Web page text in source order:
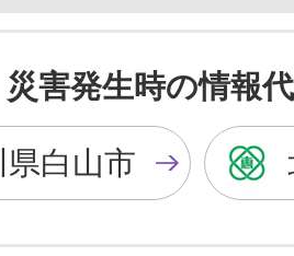
色
を
黒
色
に
色
を
青
色
に
災害発生時の情報
県白山市